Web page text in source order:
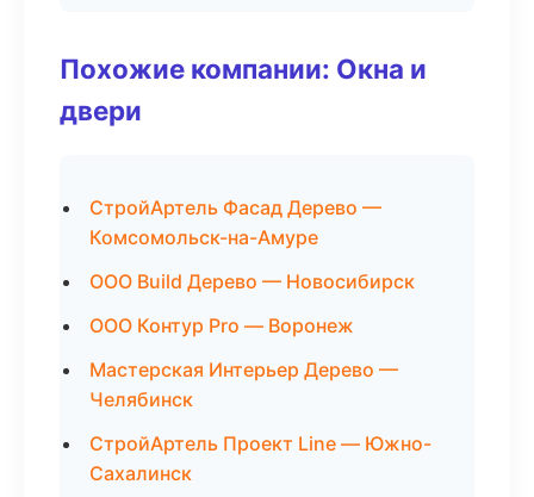
Похожие компании: Окна и
двери
СтройАртель Фасад Дерево —
Комсомольск-на-Амуре
ООО Build Дерево — Новосибирск
ООО Контур Pro — Воронеж
Мастерская Интерьер Дерево —
Челябинск
СтройАртель Проект Line — Южно-
Сахалинск